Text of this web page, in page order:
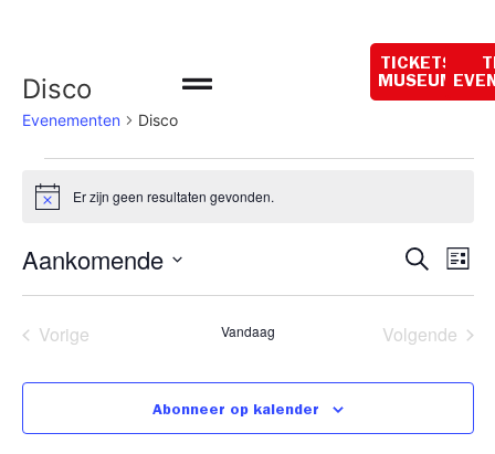
TICKETS
MUSEUM
Disco
Evenementen Disco
BerichtEr zijn geen resultaten gevonden.
en
Zoeken
Lijst
Aankomende
een
VorigeEvenementen Vandaag Volgende
Abonneer op kalender